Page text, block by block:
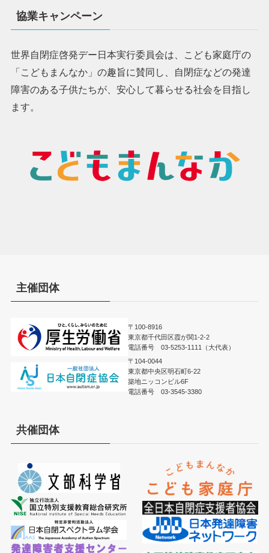
協業キャンペーン
世界自閉症啓発デー日本実行委員会は、こども家庭庁の
「こどもまんなか」の趣旨に賛同し、自閉症などの発達
障害のある子供たちが、安心して暮らせる社会を目指し
ます。
主催団体
〒100-8916
東京都千代田区霞が関1-2-2
電話番号 03-5253-1111（大代表）
〒104-0044
東京都中央区明石町6-22
築地ニッコンビル6F
電話番号 03-3545-3380
共催団体